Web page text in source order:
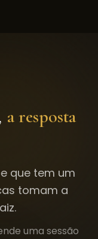
a resposta
que tem um
tomam a
uma sessão